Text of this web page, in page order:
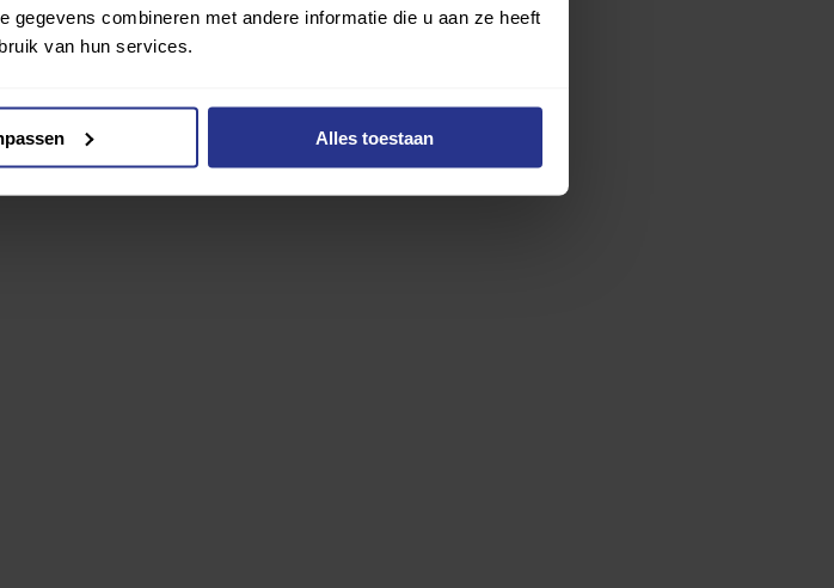
combineren met andere informatie die u aan ze heeft
van hun services.
Alles toestaan